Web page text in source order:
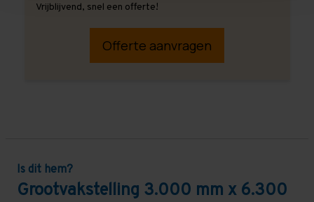
Vrijblijvend, snel een offerte!
Offerte aanvragen
Is dit hem?
Grootvakstelling 3.000 mm x 6.300